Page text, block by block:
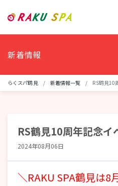
新着情報
らくスパ鶴見 新着情報一覧 RS鶴見10
RS鶴見10周年記念
2024年08月06日
＼RAKU SPA鶴見は8